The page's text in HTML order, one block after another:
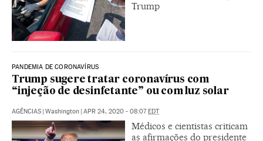
Trump
PANDEMIA DE CORONAVÍRUS
Trump sugere tratar coronavírus com
“injeção de desinfetante” ou com luz solar
AGÊNCIAS | Washington | APR 24, 2020 - 08:07EDT
Médicos e cientistas criticam
as afirmações do presidente